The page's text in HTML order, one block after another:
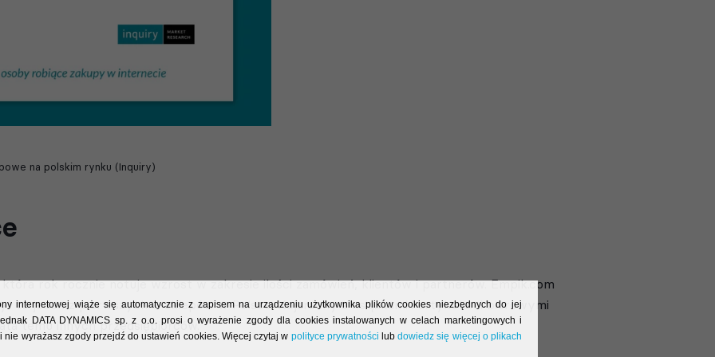
na polskim rynku (Inquiry)
rok rocznie notuje wzrost w zakresie ilości zamówień, klientów i partnerów. Empik.com
to jeden z pierwszych e-sklepów w Polsce. Kojarzony z książkami i artykułami biurowymi
temu innych przedsiębiorców.
internetowej wiąże się automatycznie z zapisem na urządzeniu użytkownika plików cookies niezbędnych do jej
DATA DYNAMICS sp. z o.o. prosi o wyrażenie zgody dla cookies instalowanych w celach marketingowych i
nie wyrażasz zgody przejdź do ustawień cookies. Więcej czytaj w polityce prywatności lubdowiedz się więcej o plikach